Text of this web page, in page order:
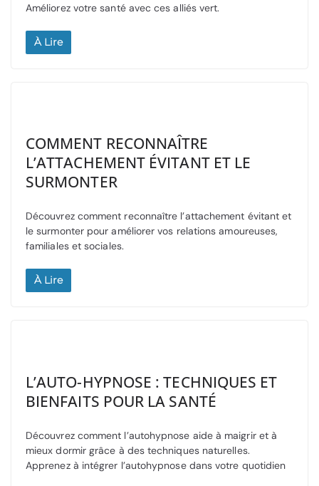
Améliorez votre santé avec ces alliés vert.
À Lire
COMMENT RECONNAÎTRE
L’ATTACHEMENT ÉVITANT ET LE
SURMONTER
Découvrez comment reconnaître l’attachement évitant et
le surmonter pour améliorer vos relations amoureuses,
familiales et sociales.
À Lire
L’AUTO-HYPNOSE : TECHNIQUES ET
BIENFAITS POUR LA SANTÉ
Découvrez comment l’autohypnose aide à maigrir et à
mieux dormir grâce à des techniques naturelles.
Apprenez à intégrer l’autohypnose dans votre quotidien